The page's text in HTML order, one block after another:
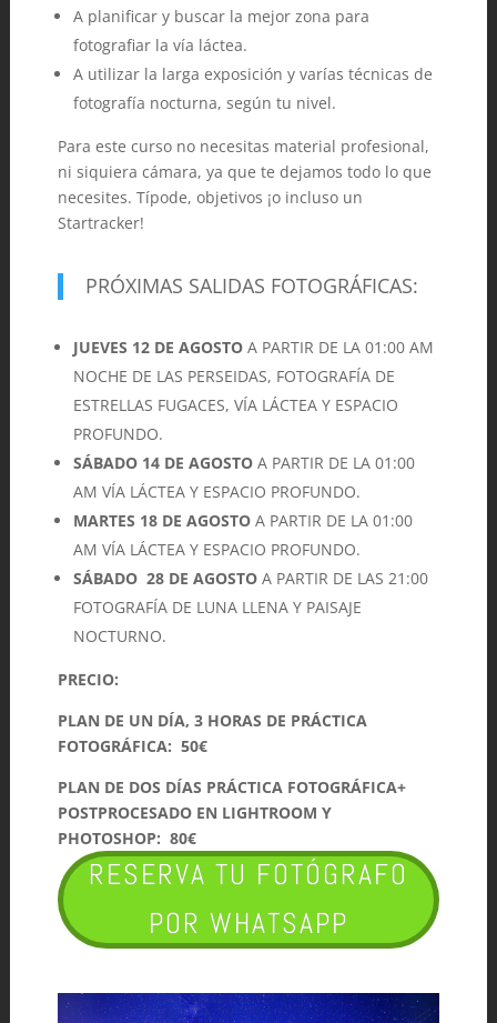
A planificar y buscar la mejor zona para
fotografiar la vía láctea.
A utilizar la larga exposición y varías técnicas de
fotografía nocturna, según tu nivel.
Para este curso no necesitas material profesional,
ni siquiera cámara, ya que te dejamos todo lo que
necesites. Típode, objetivos ¡o incluso un
Startracker!
PRÓXIMAS SALIDAS FOTOGRÁFICAS:
JUEVES 12 DE AGOSTOA PARTIR DE LA 01:00 AM
NOCHE DE LAS PERSEIDAS, FOTOGRAFÍA DE
ESTRELLAS FUGACES, VÍA LÁCTEA Y ESPACIO
PROFUNDO.
SÁBADO 14 DE AGOSTOA PARTIR DE LA 01:00
AM VÍA LÁCTEA Y ESPACIO PROFUNDO.
MARTES 18 DE AGOSTOA PARTIR DE LA 01:00
AM VÍA LÁCTEA Y ESPACIO PROFUNDO.
SÁBADO 28 DE AGOSTOA PARTIR DE LAS 21:00
FOTOGRAFÍA DE LUNA LLENA Y PAISAJE
NOCTURNO.
PRECIO:
PLAN DE UN DÍA, 3 HORAS DE PRÁCTICA
FOTOGRÁFICA: 50€
PLAN DE DOS DÍAS PRÁCTICA FOTOGRÁFICA+
POSTPROCESADO EN LIGHTROOM Y
PHOTOSHOP: 80€
RESERVA TU FOTÓGRAFO
POR WHATSAPP